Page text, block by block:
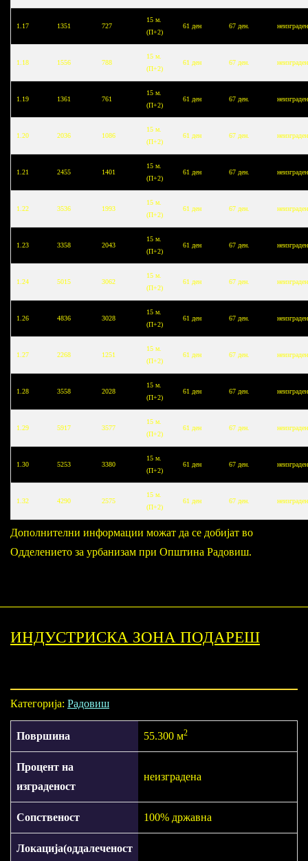
1.17 1351 727
15 м.
(П+2)
61 ден 67 ден.
1.18 1556 788
15 м.
(П+2)
61 ден 67 ден.
1.19 1361 761
15 м.
(П+2)
61 ден 67 ден.
1.20 2036 1086
15 м.
(П+2)
61 ден 67 ден.
1.21 2455 1401
15 м.
(П+2)
61 ден 67 ден.
1.22 3536 1993
15 м.
(П+2)
61 ден 67 ден.
1.23 3358 2043
15 м.
(П+2)
61 ден 67 ден.
1.24 5015 3062
15 м.
(П+2)
61 ден 67 ден.
1.26 4836 3028
15 м.
(П+2)
61 ден 67 ден.
1.27 2268 1251
15 м.
(П+2)
61 ден 67 ден.
1.28 3558 2028
15 м.
(П+2)
61 ден 67 ден.
1.29 5917 3577
15 м.
(П+2)
61 ден 67 ден.
1.30 5253 3380
15 м.
(П+2)
61 ден 67 ден.
1.32 4290 2575
15 м.
(П+2)
61 ден 67 ден.
Дополнителни информации можат да се добијат во
Одделението за урбанизам при Општина Радовиш.
ИНДУСТРИСКА ЗОНА ПОДАРЕШ
Категорија: Радовиш
Површина 55.300 м2
Процент на
изграденост
неизградена
Сопственост 100% државна
Локација(оддалеченост